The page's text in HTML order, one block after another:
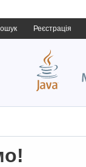
Реєстрація